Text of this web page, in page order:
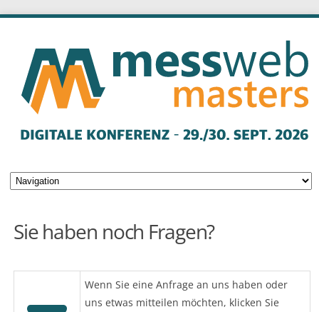
Sie haben noch Fragen?
Wenn Sie eine Anfrage an uns haben oder
uns etwas mitteilen möchten, klicken Sie